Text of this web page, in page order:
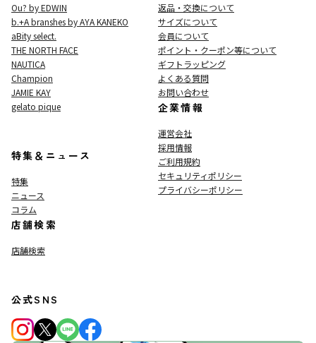
Ou? by EDWIN
b.+A branshes by AYA KANEKO
aBity select.
THE NORTH FACE
NAUTICA
Champion
JAMIE KAY
gelato pique
特集＆ニュース
特集
ニュース
コラム
店舗検索
店舗検索
返品・交換について
サイズについて
会員について
ポイント・クーポン等について
ギフトラッピング
よくある質問
お問い合わせ
企業情報
運営会社
採用情報
ご利用規約
セキュリティポリシー
プライバシーポリシー
公式SNS